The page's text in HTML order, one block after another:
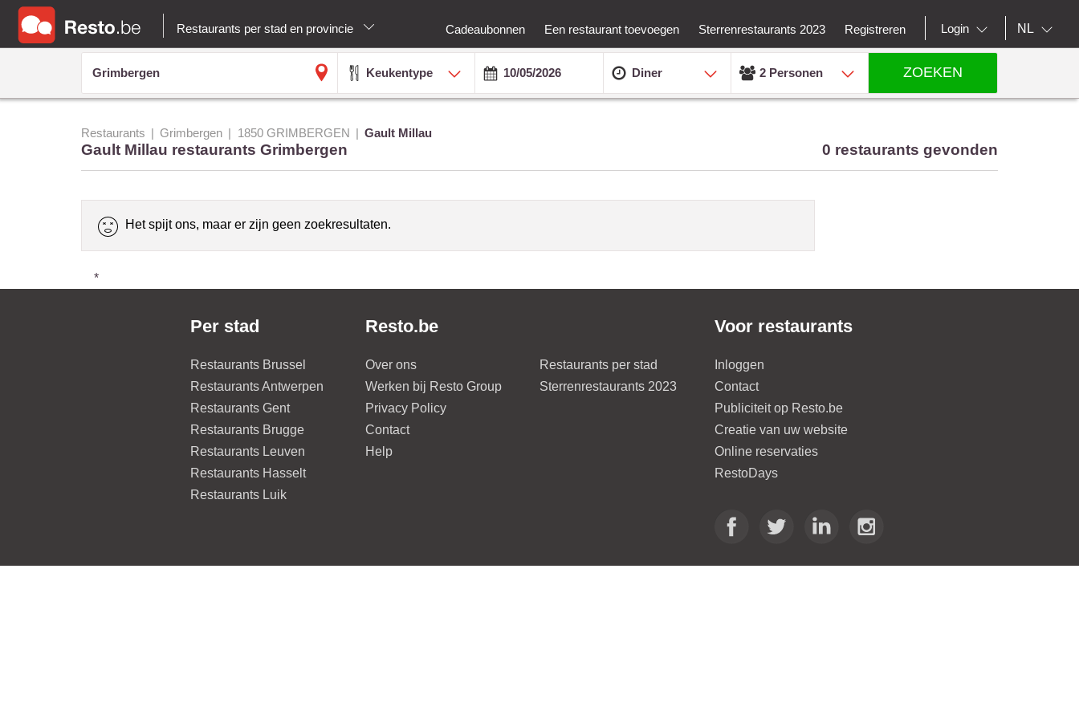
Restaurants per stad en provincie Cadeaubonnen Een restaurant toevoegen Sterrenrestaurants 2023 Registreren Login NL
Keukentype Diner 2 Personen ZOEKEN
Restaurants Grimbergen 1850 GRIMBERGEN Gault Millau
Gault Millau restaurants Grimbergen 0 restaurants gevonden
Het spijt ons, maar er zijn geen zoekresultaten.
*
Per stad
Restaurants Brussel
Restaurants Antwerpen
Restaurants Gent
Restaurants Brugge
Restaurants Leuven
Restaurants Hasselt
Restaurants Luik
Resto.be
Over ons
Werken bij Resto Group
Privacy Policy
Contact
Help
Restaurants per stad
Sterrenrestaurants 2023
Voor restaurants
Inloggen
Contact
Publiciteit op Resto.be
Creatie van uw website
Online reservaties
RestoDays